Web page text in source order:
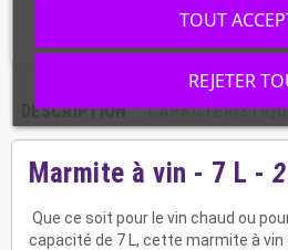
DESCRIPTION
Marmite à vin - 7 L -
Que ce soit pour le vin chaud ou
capacité de 7 L, cette marmite à
REJETER
TOUT